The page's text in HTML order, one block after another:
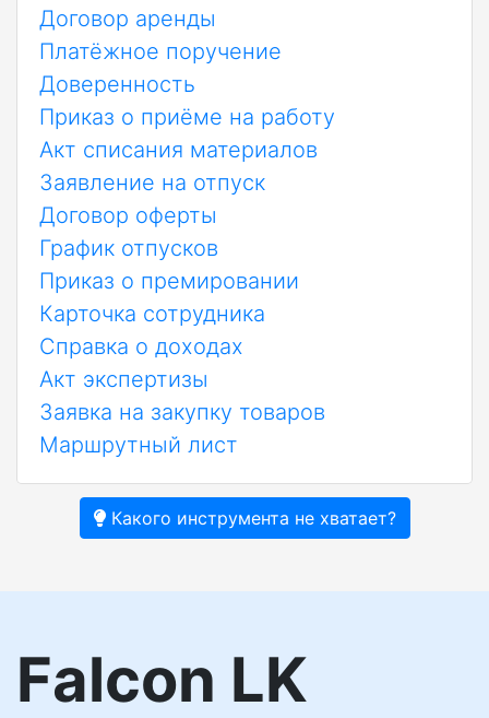
Договор аренды
Платёжное поручение
Доверенность
Приказ о приёме на работу
Акт списания материалов
Заявление на отпуск
Договор оферты
График отпусков
Приказ о премировании
Карточка сотрудника
Справка о доходах
Акт экспертизы
Заявка на закупку товаров
Маршрутный лист
Какого инструмента не хватает?
Falcon LK